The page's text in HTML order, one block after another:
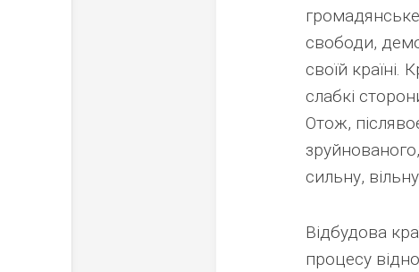
свободи,
своїй
слабкі
Отож,
сильну,
Відбудова
процесу